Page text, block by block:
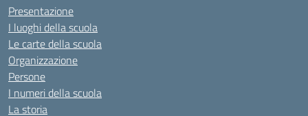
Presentazione
I luoghi della scuola
Le carte della scuola
Organizzazione
Persone
I numeri della scuola
La storia